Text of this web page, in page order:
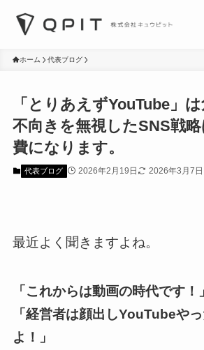
ホーム 代表ブログ
「とりあえずYouTube」
不向きを無視したSNS戦
費になります。
代表ブログ 2026年2月19日 2026年3月7日
最近よく聞きますよね。
「これからは動画の時代です！」
「経営者は顔出しYouTubeや
よ！」